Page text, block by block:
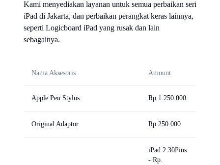
Kami menyediakan layanan untuk semua perbaikan seri
iPad di Jakarta, dan perbaikan perangkat keras lainnya,
seperti Logicboard iPad yang rusak dan lain
sebagainya.
Nama Aksesoris Amount
Apple Pen Stylus Rp 1.250.000
Original Adaptor Rp 250.000
iPad 2 30Pins
- Rp.